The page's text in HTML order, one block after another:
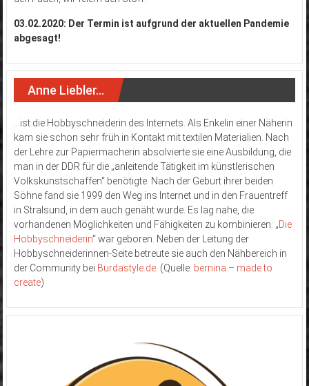
03.02.2020: Der Termin ist aufgrund der aktuellen Pandemie
abgesagt!
Anne Liebler…
…ist die Hobbyschneiderin des Internets. Als Enkelin einer Näherin
kam sie schon sehr früh in Kontakt mit textilen Materialien. Nach
der Lehre zur Papiermacherin absolvierte sie eine Ausbildung, die
man in der DDR für die „anleitende Tätigkeit im künstlerischen
Volkskunstschaffen“ benötigte. Nach der Geburt ihrer beiden
Söhne fand sie 1999 den Weg ins Internet und in den Frauentreff
in Stralsund, in dem auch genäht wurde. Es lag nahe, die
vorhandenen Möglichkeiten und Fähigkeiten zu kombinieren: „Die
Hobbyschneiderin“ war geboren. Neben der Leitung der
Hobbyschneiderinnen-Seite betreute sie auch den Nähbereich in
der Community bei Burdastyle.de. (Quelle: bernina – made to
create)